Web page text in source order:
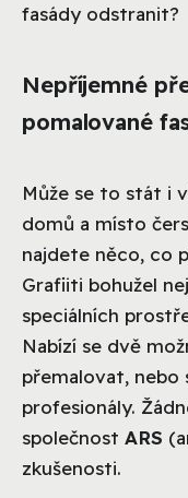
fasády odstranit?
Nepříjemné
pomalované
Může se to stát i
domů a místo
najdete něco, co
Grafiiti bohužel
speciálních
Nabízí se dvě
přemalovat, nebo
profesionály.
společnost ARS
zkušenosti.